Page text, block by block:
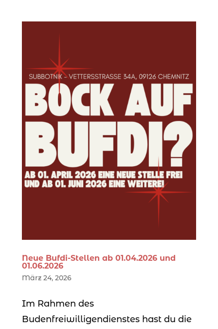
Neue Bufdi-Stellen ab 01.04.2026 und
01.06.2026
März 24, 2026
Im Rahmen des
Budenfreiwilligendienstes hast du die